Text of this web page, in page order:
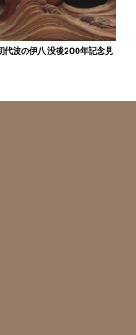
代波の伊八 没後200年記念見